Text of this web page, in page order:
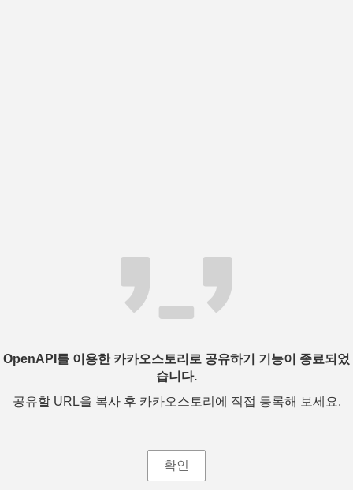
OpenAPI를 이용한 카카오스토리로 공유하기 기능이 종료되었
습니다.
공유할 URL을 복사 후 카카오스토리에 직접 등록해 보세요.
확인